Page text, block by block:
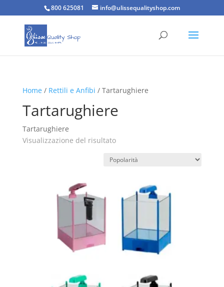
800 625081 info@ulissequalityshop.com
Home/ Rettili e Anfibi / Tartarughiere
Tartarughiere
Tartarughiere
Visualizzazione del risultato